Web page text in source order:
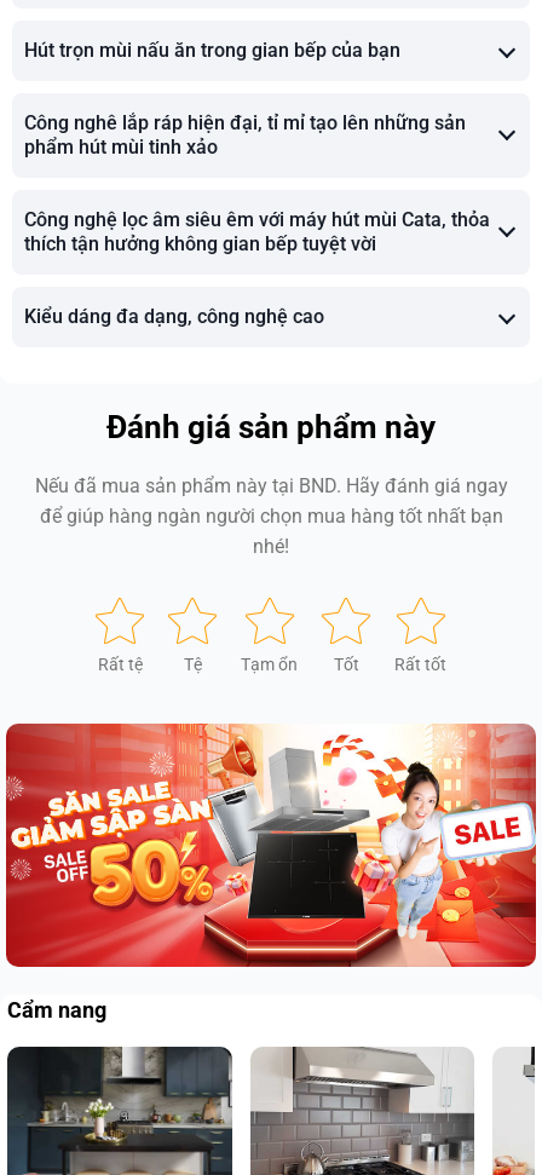
Hút trọn mùi nấu ăn trong gian bếp của bạn
Công nghê lắp ráp hiện đại, tỉ mỉ tạo lên những sản
phẩm hút mùi tinh xảo
Công nghệ lọc âm siêu êm với máy hút mùi Cata, thỏa
thích tận hưởng không gian bếp tuyệt vời
Kiểu dáng đa dạng, công nghệ cao
Đánh giá sản phẩm này
Nếu đã mua sản phẩm này tại BND. Hãy đánh giá ngay
để giúp hàng ngàn người chọn mua hàng tốt nhất bạn
nhé!
Rất tệ Tệ Tạm ổn Tốt Rất tốt
Cẩm nang